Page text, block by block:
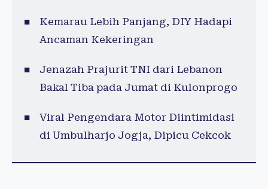
Kemarau Lebih Panjang, DIY Hadapi
Ancaman Kekeringan
Jenazah Prajurit TNI dari Lebanon
Bakal Tiba pada Jumat di Kulonprogo
Viral Pengendara Motor Diintimidasi
di Umbulharjo Jogja, Dipicu Cekcok